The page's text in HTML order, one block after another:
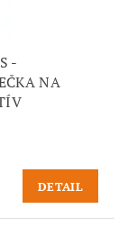
-
NA
DETAIL